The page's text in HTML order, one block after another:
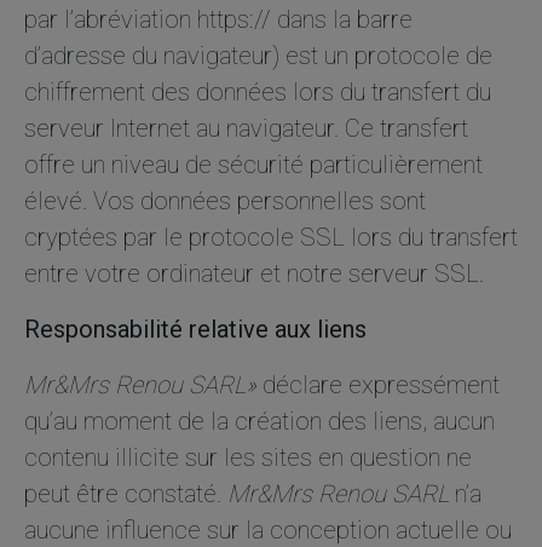
par l’abréviation https:// dans la barre
d’adresse du navigateur) est un protocole de
chiffrement des données lors du transfert du
serveur Internet au navigateur. Ce transfert
offre un niveau de sécurité particulièrement
élevé. Vos données personnelles sont
cryptées par le protocole SSL lors du transfert
entre votre ordinateur et notre serveur SSL.
Responsabilité relative aux liens
Mr&Mrs Renou SARL» déclare expressément
qu’au moment de la création des liens, aucun
contenu illicite sur les sites en question ne
peut être constaté. Mr&Mrs Renou SARL n’a
aucune influence sur la conception actuelle ou